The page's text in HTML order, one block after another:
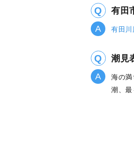
有田
有田川
潮見
海の満
潮、